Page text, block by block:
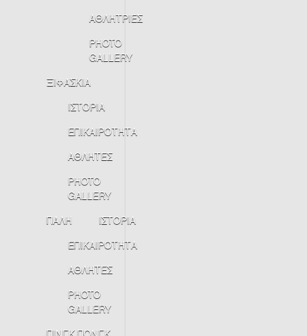
ΑΘΛΗΤΡΙΕΣ
PHOTO
GALLERY
ΞΙΦΑΣΚΙΑ
ΙΣΤΟΡΙΑ
ΕΠΙΚΑΙΡΟΤΗΤΑ
ΑΘΛΗΤΕΣ
PHOTO
GALLERY
ΠΑΛΗ
ΙΣΤΟΡΙΑ
ΕΠΙΚΑΙΡΟΤΗΤΑ
ΑΘΛΗΤΕΣ
PHOTO
GALLERY
ΠΙΝΓΚ ΠΟΝΓΚ